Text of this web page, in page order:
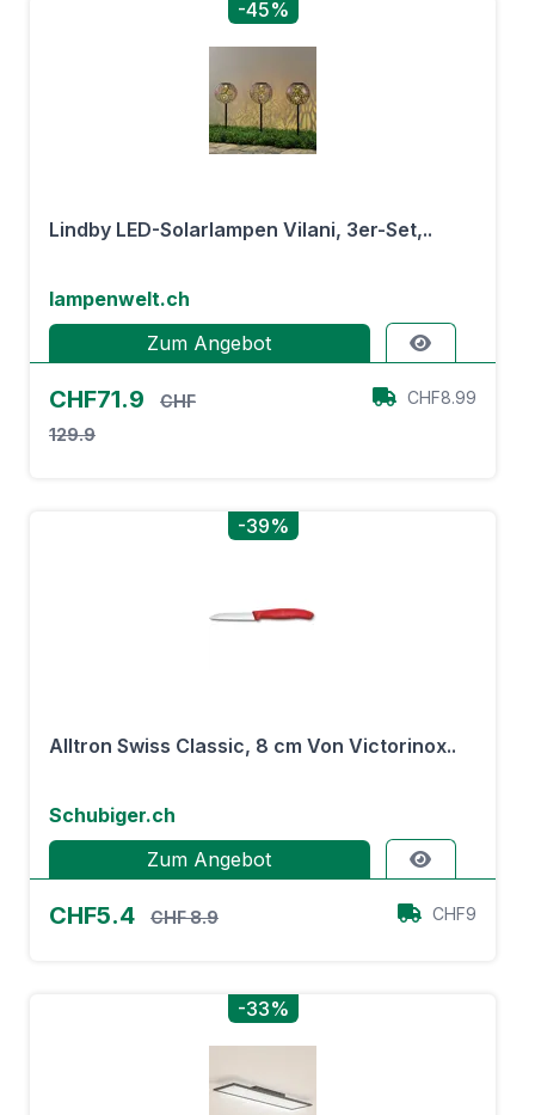
-45%
Lindby LED-Solarlampen Vilani, 3er-Set,..
lampenwelt.ch
Zum Angebot
CHF71.9
CHF
129.9
CHF8.99
-39%
Alltron Swiss Classic, 8 cm Von Victorinox..
Schubiger.ch
Zum Angebot
CHF5.4 CHF 8.9 CHF9
-33%